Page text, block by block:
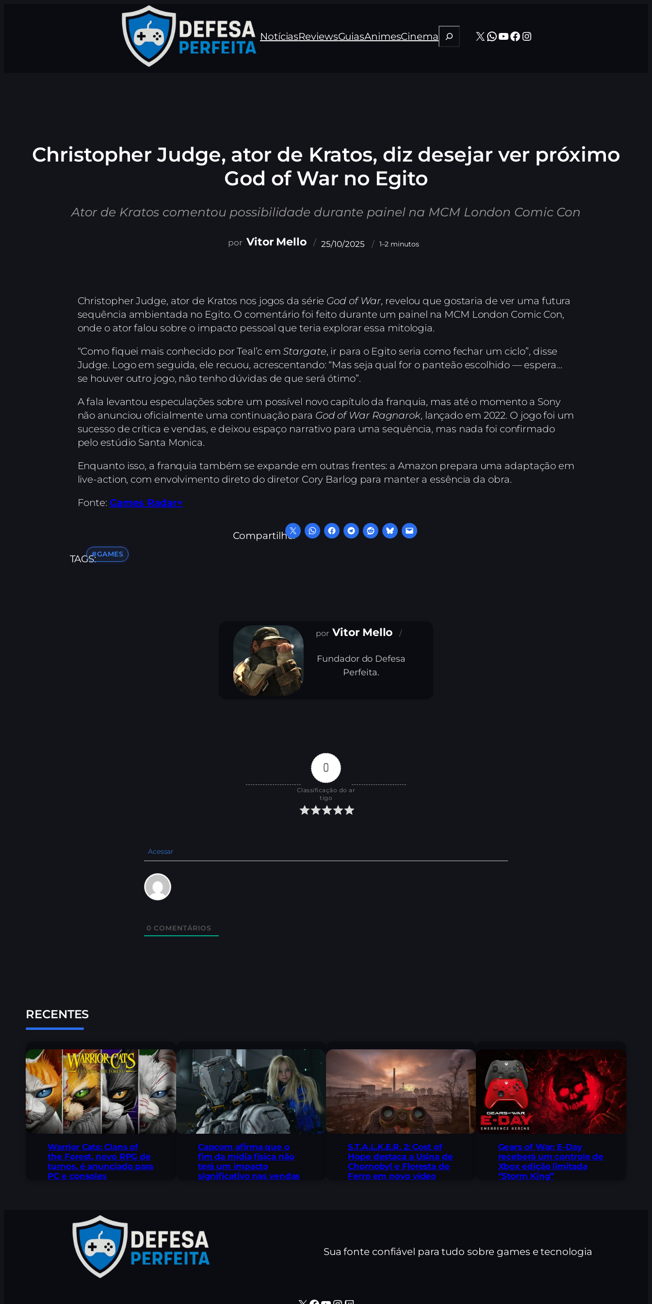
NotíciasReviewsGuiasAnimesCinema Pesquisar
X WhatsApp
Youtube
Facebook
Instagram
Christopher Judge, ator de Kratos, diz desejar ver próximo
God of War no Egito
Ator de Kratos comentou possibilidade durante painel na MCM London Comic Con
Vitor Mello 25/10/2025 1–2 minutos
Christopher Judge, ator de Kratos nos jogos da série God of War, revelou que gostaria de ver uma futura
sequência ambientada no Egito. O comentário foi feito durante um painel na MCM London Comic Con,
onde o ator falou sobre o impacto pessoal que teria explorar essa mitologia.
“Como fiquei mais conhecido por Teal’c emStargate, ir para o Egito seria como fechar um ciclo”, disse
Judge. Logo em seguida, ele recuou, acrescentando: “Mas seja qual for o panteão escolhido — espera…
se houver outro jogo, não tenho dúvidas de que será ótimo”.
A fala levantou especulações sobre um possível novo capítulo da franquia, mas até o momento a Sony
não anunciou oficialmente uma continuação para God of War Ragnarok, lançado em 2022. O jogo foi um
sucesso de crítica e vendas, e deixou espaço narrativo para uma sequência, mas nada foi confirmado
pelo estúdio Santa Monica.
Enquanto isso, a franquia também se expande em outras frentes: a Amazon prepara uma adaptação em
live-action, com envolvimento direto do diretor Cory Barlog para manter a essência da obra.
Fonte: Games Radar+
Compartilhe:
TAGS:#GAMES
Vitor Mello
Fundador do Defesa
Perfeita.
0
Classificação do ar
tigo
Acessar
0 COMENTÁRIOS
RECENTES
Warrior Cats: Clans of
the Forest, novo RPG de
turnos, é anunciado para
PC e consoles
Capcom afirma que o
fim da mídia física não
terá um impacto
significativo nas vendas
S.T.A.L.K.E.R. 2: Cost of
Hope destaca a Usina de
Chornobyl e Floresta de
Ferro em novo vídeo
Gears of War: E-Day
receberá um controle de
Xbox edição limitada
“Storm King”
Sua fonte confiável para tudo sobre games e tecnologia